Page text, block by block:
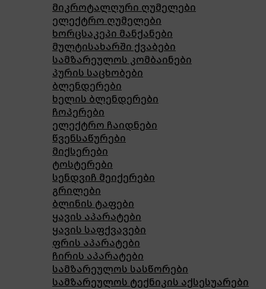
მიკროტალღური ღუმელები
ელექტრო ღუმელები
ხორცსაკეპი მანქანები
მულტისახარში ქვაბები
სამზარეულოს კომბაინები
პურის საცხობები
ბლენდერები
ხელის ბლენდერები
ჩოპერები
ელექტრო ჩაიდნები
წვენსაწურები
მიქსერები
ტოსტერები
სენდვიჩ მეიქერები
გრილები
ბლინის ტაფები
ყავის აპარატები
ყავის საფქვავები
ფრის აპარატები
ჩირის აპარატები
სამზარეულოს სასწორები
სამზარეულოს ტექნიკის აქსესუარები